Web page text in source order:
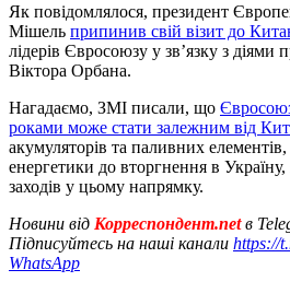
Як повідомлялося, президент
Мішель припинив свій візит до
лідерів Євросоюзу у зв’язку з
Віктора Орбана.
Нагадаємо, ЗМІ писали, що
роками може стати залежним від
акумуляторів та паливних елементів,
енергетики до вторгнення в
заходів у цьому напрямку.
Новини від Корреспондент.netв
Підписуйтесь на наші канали https://
WhatsApp